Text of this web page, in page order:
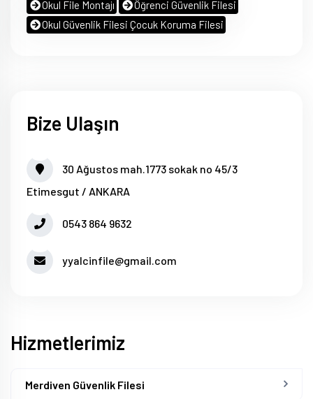
Okul File Montajı
Öğrenci Güvenlik Filesi
Okul Güvenlik Filesi Çocuk Koruma Filesi
Bize Ulaşın
30 Ağustos mah.1773 sokak no 45/3
Etimesgut / ANKARA
0543 864 9632
yyalcinfile@gmail.com
Hizmetlerimiz
Merdiven Güvenlik Filesi